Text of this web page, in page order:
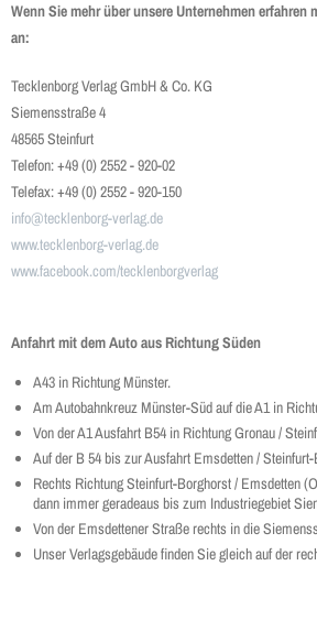
Wenn Sie mehr über unsere Unternehmen erfahren
an:
Tecklenborg Verlag GmbH & Co. KG
Siemensstraße 4
48565 Steinfurt
Telefon: +49 (0) 2552 - 920-02
Telefax: +49 (0) 2552 - 920-150
info@tecklenborg-verlag.de
www.tecklenborg-verlag.de
www.facebook.com/tecklenborgverlag
Anfahrt mit dem Auto aus Richtung Süden
A43 in Richtung Münster.
Am Autobahnkreuz Münster-Süd auf die A1 in
Von der A1 Ausfahrt B54 in Richtung Gronau /
Auf der B 54 bis zur Ausfahrt Emsdetten /
Rechts Richtung Steinfurt-Borghorst / Emsdetten
dann immer geradeaus bis zum Industriegebiet
Von der Emsdettener Straße rechts in die
Unser Verlagsgebäude finden Sie gleich auf der